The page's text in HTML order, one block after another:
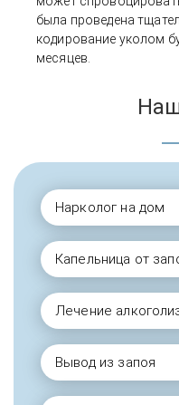
была проведена
кодирование уколом
месяцев.
Нарколог на дом
Капельница от
Лечение
Вывод из запоя